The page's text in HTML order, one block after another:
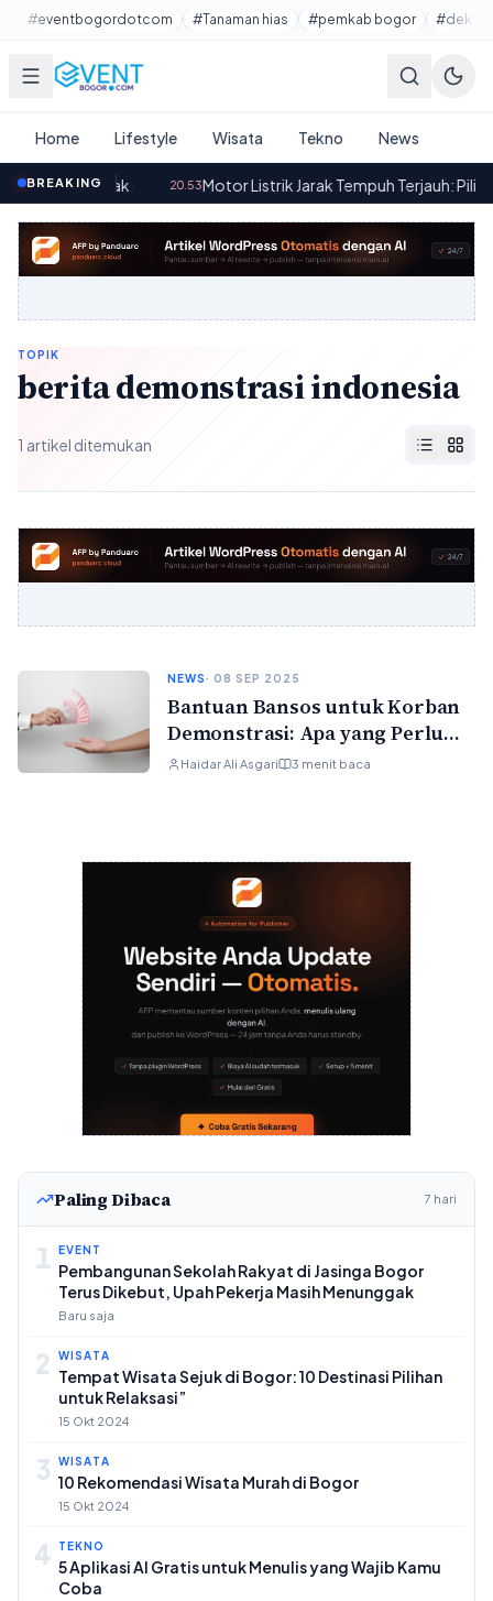
Lewati ke konten utama
#eventbogordotcom #Tanaman hias #pemkab bogor
Home Lifestyle Wisata Tekno News
BREAKING
Menunggak· Motor Listrik Jarak Tempuh Terjauh: Pilihan
TOPIK
berita demonstrasi indonesia
1 artikel ditemukan
NEWS· 08 SEP 2025
Bantuan Bansos untuk Korban
Demonstrasi: Apa yang Perlu
Kamu Tahu
Haidar Ali Asgari 3 menit baca
Paling Dibaca 7 hari
1 EVENT
Pembangunan Sekolah Rakyat di Jasinga Bogor
Terus Dikebut, Upah Pekerja Masih Menunggak
Baru saja
2 WISATA
Tempat Wisata Sejuk di Bogor: 10 Destinasi Pilihan
untuk Relaksasi”
15 Okt 2024
3 WISATA
10 Rekomendasi Wisata Murah di Bogor
15 Okt 2024
4 TEKNO
5 Aplikasi AI Gratis untuk Menulis yang Wajib Kamu
Coba